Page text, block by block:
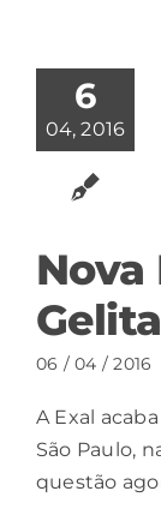
6
04, 2016
Nova
Gelita
06 / 04 / 2016
A Exal
São Paulo,
questão